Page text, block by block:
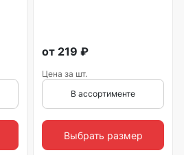
от 219 ₽
Цена за шт.
В ассортименте
Выбрать размер